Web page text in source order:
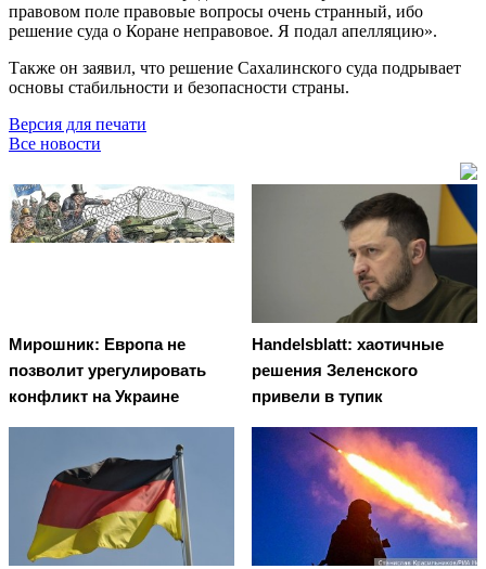
правовом поле правовые вопросы очень странный, ибо
решение суда о Коране неправовое. Я подал апелляцию».
Также он заявил, что решение Сахалинского суда подрывает
основы стабильности и безопасности страны.
Версия для печати
Все новости
Мирошник: Европа не
позволит урегулировать
конфликт на Украине
Handelsblatt: хаотичные
решения Зеленского
привели в тупик